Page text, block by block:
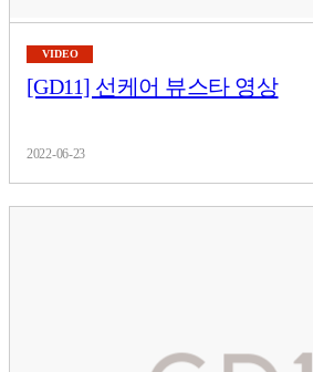
VIDEO
[GD11] 선케어 뷰스타 영상
2022-06-23